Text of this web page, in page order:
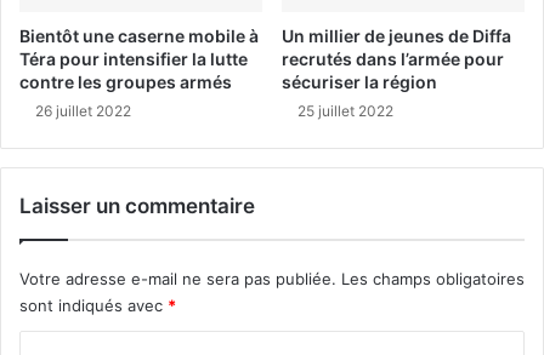
Bientôt une caserne mobile à
Téra pour intensifier la lutte
contre les groupes armés
26 juillet 2022
Un millier de jeunes de Diffa
recrutés dans l’armée pour
sécuriser la région
25 juillet 2022
Laisser un commentaire
Votre adresse e-mail ne sera pas publiée. Les champs obligatoires
sont indiqués avec *